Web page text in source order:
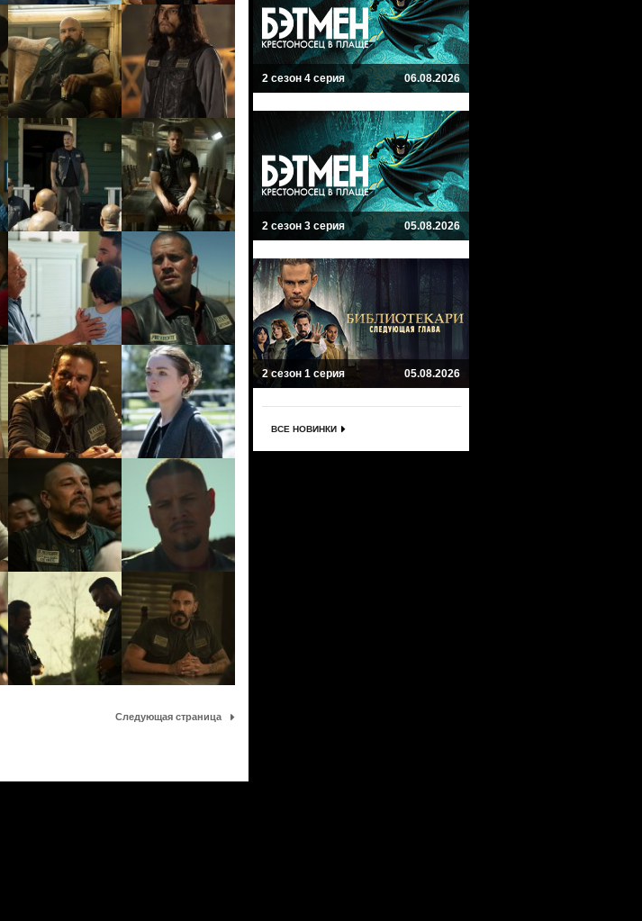
Следующая страница
2 сезон 4 серия 06.08.2026
2 сезон 3 серия 05.08.2026
2 сезон 1 серия 05.08.2026
ВСЕ НОВИНКИ